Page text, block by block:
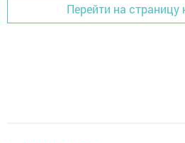
Перейти на страницу